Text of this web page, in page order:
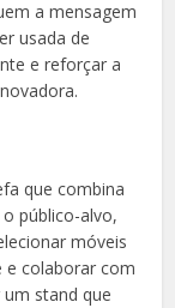
a mensagem
usada de
e reforçar a
que combina
público-alvo,
móveis
e colaborar com
stand que